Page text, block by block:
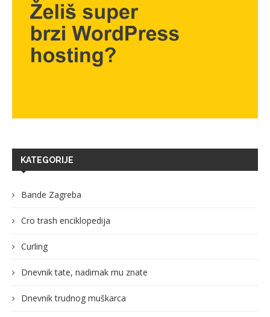
KATEGORIJE
Bande Zagreba
Cro trash enciklopedija
Curling
Dnevnik tate, nadimak mu znate
Dnevnik trudnog muškarca